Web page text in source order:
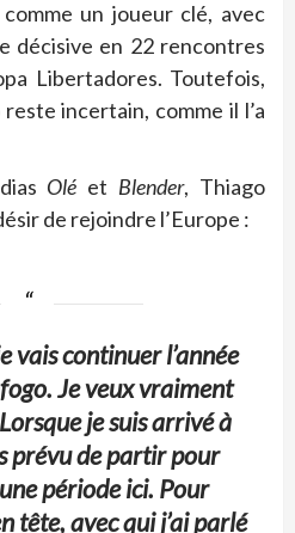
un joueur clé, avec
décisive en 22 rencontres
Libertadores. Toutefois,
incertain, comme il l’a
Olé et Blender, Thiago
de rejoindre l’Europe :
vais continuer l’année
Je veux vraiment
je suis arrivé à
prévu de partir pour
période ici. Pour
tête, avec qui j’ai parlé